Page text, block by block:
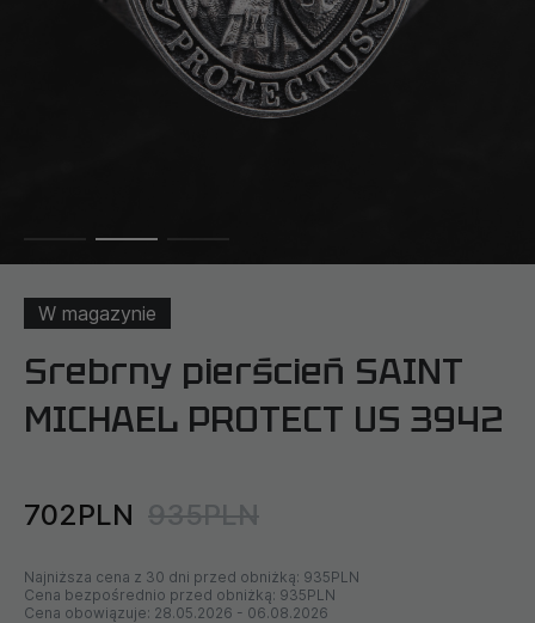
W magazynie
Srebrny pierścień SAINT
MICHAEL PROTECT US 3942
702PLN 935PLN
Najniższa cena z 30 dni przed obniżką: 935PLN
Cena bezpośrednio przed obniżką: 935PLN
Cena obowiązuje: 28.05.2026 - 06.08.2026